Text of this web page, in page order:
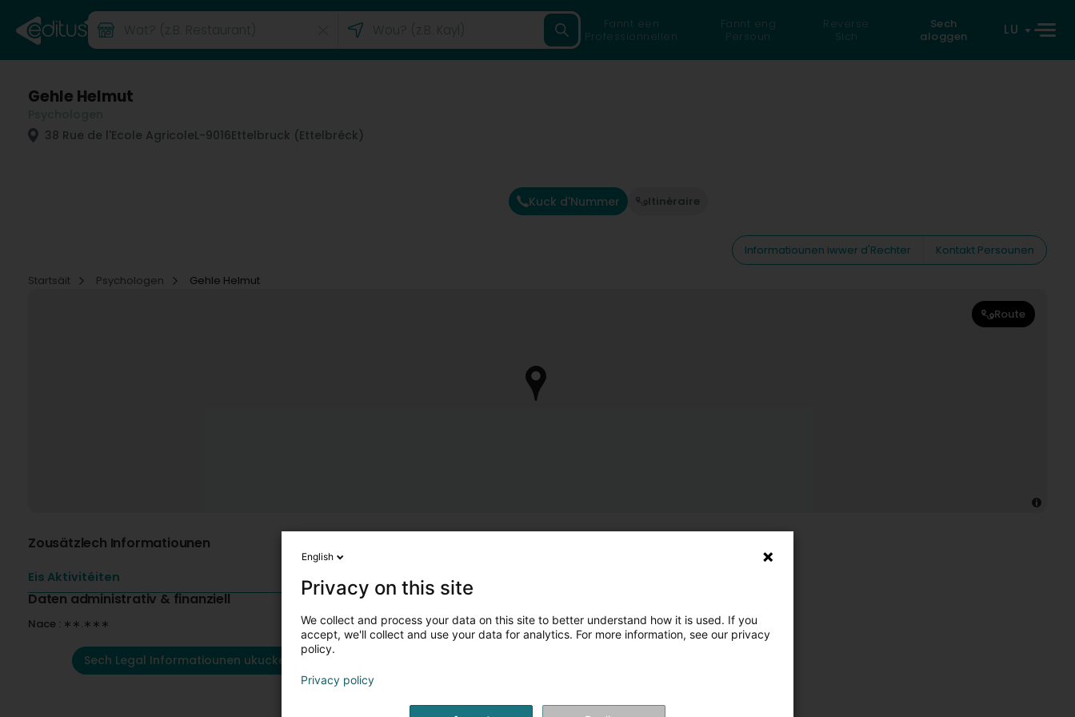
Fannt een
Professionnellen
Fannt eng
Persoun
Reverse
Sich
Sech
aloggen
LU
Gehle Helmut
38 Rue de l'Ecole AgricoleL-9016Ettelbruck (Ettelbréck)
Kuck d'Nummer Itinéraire
Informatiounen iwwer d'Rechter
Kontakt Persounen
Startsäit
Psychologen Gehle Helmut
Route
Zousätzlech Informatiounen
Eis Aktivitéiten
Daten administrativ & finanziell
Nace : ∗∗.∗∗∗
Sech Legal Informatiounen ukucken
English
Privacy on this site
We collect and process your data on this site to better understand how it is used. If you
accept, we'll collect and use your data for analytics. For more information, see our privacy
policy.
Privacy policy